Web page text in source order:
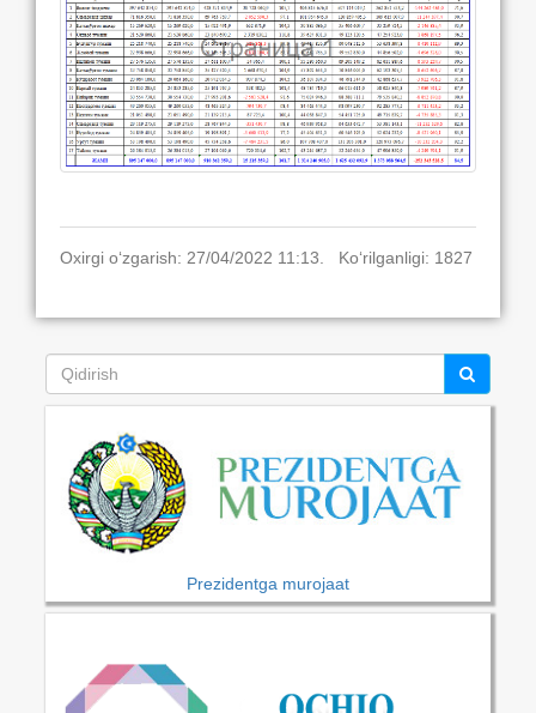
Oxirgi o‘zgarish: 27/04/2022 11:13. Ko‘rilganligi: 1827
Prezidentga murojaat